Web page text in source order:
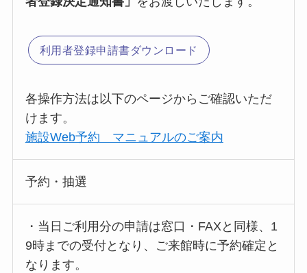
利用者登録申請書ダウンロード
各操作方法は以下のページからご確認いただ
けます。
施設Web予約 マニュアルのご案内
予約・抽選
・当日ご利用分の申請は窓口・FAXと同様、1
9時までの受付となり、ご来館時に予約確定と
なります。